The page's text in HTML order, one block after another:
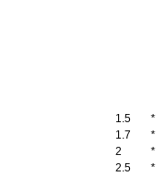
1.5
*
1.7
*
2
*
2.5
*